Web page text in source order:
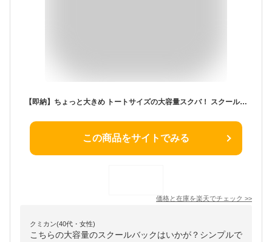
【即納】ちょっと大きめ トートサイズの大容量スクバ！ スクールバッグ 11281 Lサイズ ナイロン ユニセックス 高校生 中学生 通学 通勤 シンプル ブラック ネイビー スクバ スクールボストン バッグ 即納 プレゼント
この商品をサイトでみる
価格と在庫を楽天でチェック >>
クミカン(40代・女性)
こちらの大容量のスクールバックはいかが？シンプルで